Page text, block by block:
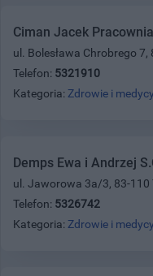
Ciman Jacek
ul. Bolesława Chrobrego 7,
Telefon: 5321910
Kategoria: Zdrowie i
Demps Ewa i Andrzej
ul. Jaworowa 3a/3, 83-110
Telefon: 5326742
Kategoria: Zdrowie i